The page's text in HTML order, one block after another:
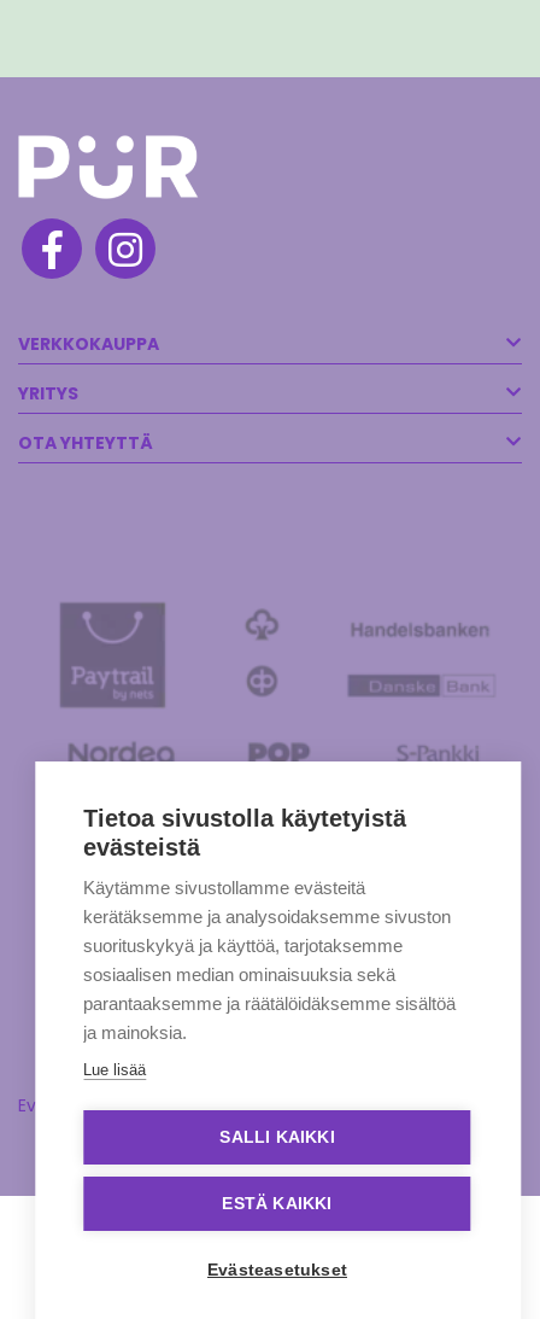
VERKKOKAUPPA
YRITYS
OTA YHTEYTTÄ
Evästeasetukset
Tietoa sivustolla käytetyistä
evästeistä
Käytämme sivustollamme evästeitä
kerätäksemme ja analysoidaksemme sivuston
suorituskykyä ja käyttöä, tarjotaksemme
sosiaalisen median ominaisuuksia sekä
parantaaksemme ja räätälöidäksemme sisältöä
ja mainoksia.
Lue lisää
SALLI KAIKKI
ESTÄ KAIKKI
Evästeasetukset